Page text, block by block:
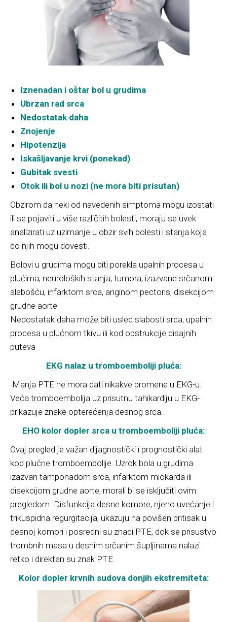
Iznenadan i oštar bol u grudima
Ubrzan rad srca
Nedostatak daha
Znojenje
Hipotenzija
Iskašljavanje krvi (ponekad)
Gubitak svesti
Otok ili bol u nozi (ne mora biti prisutan)
Obzirom da neki od navedenih simptoma mogu izostati
ili se pojaviti u više različitih bolesti, moraju se uvek
analizirati uz uzimanje u obzir svih bolesti i stanja koja
do njih mogu dovesti.
Bolovi u grudima mogu biti porekla upalnih procesa u
plućima, neuroloških stanja, tumora, izazvane srčanom
slabošću, infarktom srca, anginom pectoris, disekcijom
grudne aorte
Nedostatak daha može biti usled slabosti srca, upalnih
procesa u plućnom tkivu ili kod opstrukcije disajnih
puteva
EKG nalaz u tromboemboliji pluća:
Manja PTE ne mora dati nikakve promene u EKG-u.
Veća tromboembolija uz prisutnu tahikardiju u EKG-
prikazuje znake opterećenja desnog srca.
EHO kolor dopler srca u tromboemboliji pluća:
Ovaj pregled je važan dijagnostički i prognostički alat
kod plućne tromboembolije. Uzrok bola u grudima
izazvan tamponadom srca, infarktom miokarda ili
disekcijom grudne aorte, morali bi se isključiti ovim
pregledom. Disfunkcija desne komore, njeno uvećanje i
trikuspidna regurgitacija, ukazuju na povišen pritisak u
desnoj komori i posredni su znaci PTE, dok se prisustvo
trombnih masa u desnim srčanim šupljinama nalazi
retko i direktan su znak PTE.
Kolor dopler krvnih sudova donjih ekstremiteta: